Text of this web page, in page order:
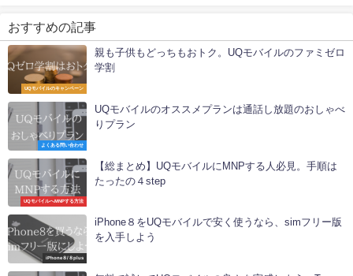
おすすめの記事
UQモバイルのキャンペーン
親も子供もどっちもおトク。UQモバイルのファミゼロ
学割
よくある問い合わせ
UQモバイルのオススメプランは通話し放題のおしゃべ
りプラン
UQモバイルへMNPする方法
【総まとめ】UQモバイルにMNPする人必見。手順は
たったの４step
iPhone８/８plus
iPhone８をUQモバイルで安く使うなら、simフリー版
を入手しよう